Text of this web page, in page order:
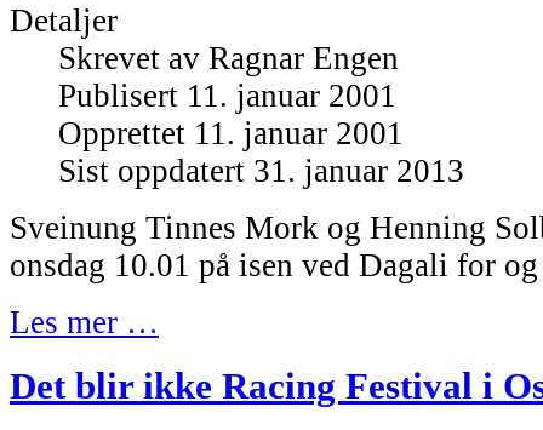
Detaljer
Skrevet av Ragnar Engen
Publisert 11. januar 2001
Opprettet 11. januar 2001
Sist oppdatert 31. januar 2013
Sveinung Tinnes Mork og Henning
onsdag 10.01 på isen ved Dagali for
Les mer …
Det blir ikke Racing Festival i